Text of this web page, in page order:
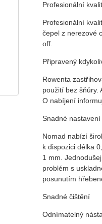
Profesionální
Profesionální
čepel z nerezové
off.
Připravený
Rowenta
použití bez šňůry.
O nabíjení
Snadné
Nomad nabízí
k dispozici délka
1 mm.
problém s
posunutím
Snadné čištění
Odnímatelný